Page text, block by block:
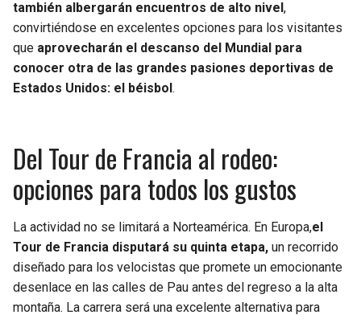
también albergarán encuentros de alto nivel ,
convirtiéndose en excelentes opciones para los visitantes
que aprovecharán el descanso del Mundial para
conocer otra de las grandes pasiones deportivas de
Estados Unidos: el béisbol .
Del Tour de Francia al rodeo:
opciones para todos los gustos
La actividad no se limitará a Norteamérica. En Europa,el
Tour de Francia disputará su quinta etapa, un recorrido
diseñado para los velocistas que promete un emocionante
desenlace en las calles de Pau antes del regreso a la alta
montaña. La carrera será una excelente alternativa para